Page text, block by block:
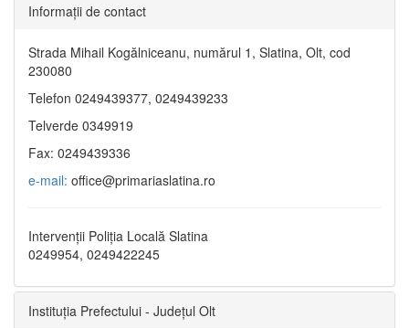
Informaţii de contact
Strada Mihail Kogălniceanu, numărul 1, Slatina, Olt, cod
230080
Telefon 0249439377, 0249439233
Telverde 0349919
Fax: 0249439336
e-mail: office@primariaslatina.ro
Intervenții Poliția Locală Slatina
0249954, 0249422245
Instituția Prefectului - Județul Olt